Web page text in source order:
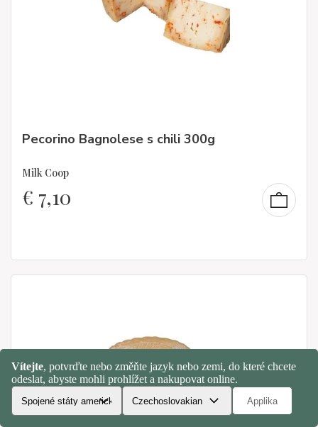
Pecorino Bagnolese s chili 300g
Milk Coop
€ 7,10